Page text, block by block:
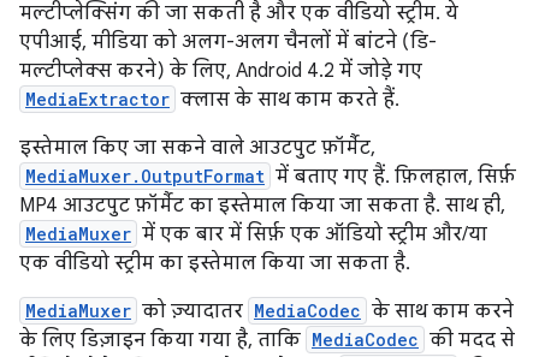
मल्टीप्लेक्सिंग की जा सकती है और एक वीडियो स्ट्रीम. ये
एपीआई, मीडिया को अलग-अलग चैनलों में बांटने (डि-
मल्टीप्लेक्स करने) के लिए, Android 4.2 में जोड़े गए
MediaExtractor क्लास के साथ काम करते हैं.
इस्तेमाल किए जा सकने वाले आउटपुट फ़ॉर्मैट,
MediaMuxer.OutputFormat में बताए गए हैं. फ़िलहाल, सिर्फ़
MP4 आउटपुट फ़ॉर्मैट का इस्तेमाल किया जा सकता है. साथ ही,
MediaMuxer में एक बार में सिर्फ़ एक ऑडियो स्ट्रीम और/या
एक वीडियो स्ट्रीम का इस्तेमाल किया जा सकता है.
MediaMuxer को ज़्यादातर MediaCodec के साथ काम करने
के लिए डिज़ाइन किया गया है, ताकि MediaCodec की मदद से